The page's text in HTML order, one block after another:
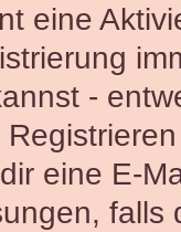
eine
-
eine E-